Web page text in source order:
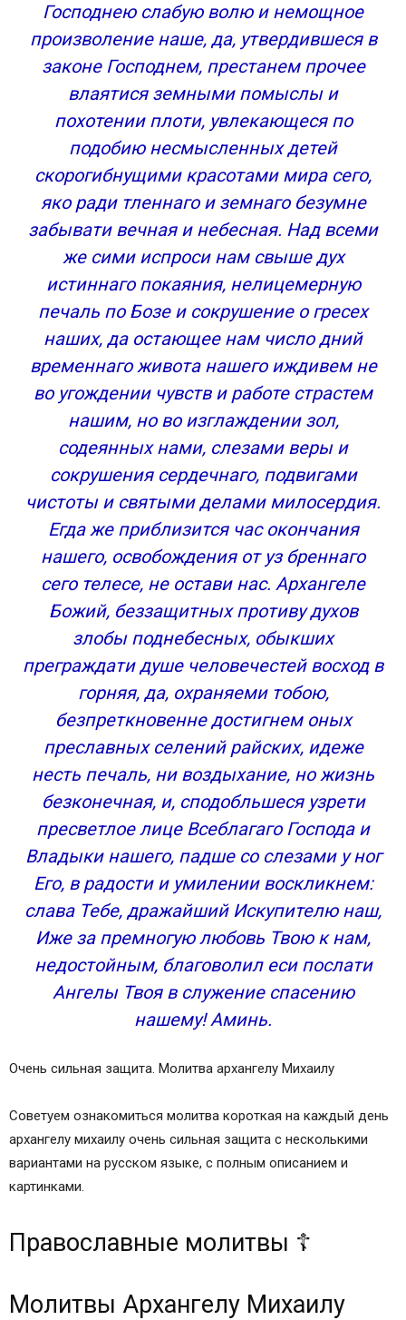
Господнею слабую волю и немощное
произволение наше, да, утвердившеся в
законе Господнем, престанем прочее
влаятися земными помыслы и
похотении плоти, увлекающеся по
подобию несмысленных детей
скорогибнущими красотами мира сего,
яко ради тленнаго и земнаго безумне
забывати вечная и небесная. Над всеми
же сими испроси нам свыше дух
истиннаго покаяния, нелицемерную
печаль по Бозе и сокрушение о гресех
наших, да остающее нам число дний
временнаго живота нашего иждивем не
во угождении чувств и работе страстем
нашим, но во изглаждении зол,
содеянных нами, слезами веры и
сокрушения сердечнаго, подвигами
чистоты и святыми делами милосердия.
Егда же приблизится час окончания
нашего, освобождения от уз бреннаго
сего телесе, не остави нас. Архангеле
Божий, беззащитных противу духов
злобы поднебесных, обыкших
преграждати душе человечестей восход в
горняя, да, охраняеми тобою,
безпреткновенне достигнем оных
преславных селений райских, идеже
несть печаль, ни воздыхание, но жизнь
безконечная, и, сподобльшеся узрети
пресветлое лице Всеблагаго Господа и
Владыки нашего, падше со слезами у ног
Его, в радости и умилении воскликнем:
слава Тебе, дражайший Искупителю наш,
Иже за премногую любовь Твою к нам,
недостойным, благоволил еси послати
Ангелы Твоя в служение спасению
нашему! Аминь.
Очень сильная защита. Молитва архангелу Михаилу
Советуем ознакомиться молитва короткая на каждый день
архангелу михаилу очень сильная защита с несколькими
вариантами на русском языке, с полным описанием и
картинками.
Православные молитвы ☦
Молитвы Архангелу Михаилу